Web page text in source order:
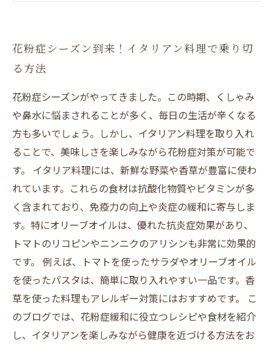
健康と味の両立！イタリアン料理で心も体も癒
す
花粉症を快適に過ごすための食生活の見直し
イタリアンで花粉症対策を！楽しく健康的な食
事法
花粉症シーズン到来！イタリアン料理で乗り切
る方法
花粉症シーズンがやってきました。この時期、くしゃみ
や鼻水に悩まされることが多く、毎日の生活が辛くなる
方も多いでしょう。しかし、イタリアン料理を取り入れ
ることで、美味しさを楽しみながら花粉症対策が可能で
す。 イタリア料理には、新鮮な野菜や香草が豊富に使わ
れています。これらの食材は抗酸化物質やビタミンが多
く含まれており、免疫力の向上や炎症の緩和に寄与しま
す。特にオリーブオイルは、優れた抗炎症効果があり、
トマトのリコピンやニンニクのアリシンも非常に効果的
です。 例えば、トマトを使ったサラダやオリーブオイル
を使ったパスタは、簡単に取り入れやすい一品です。香
草を使った料理もアレルギー対策にはおすすめです。 こ
のブログでは、花粉症緩和に役立つレシピや食材を紹介
し、イタリアンを楽しみながら健康を近づける方法をお